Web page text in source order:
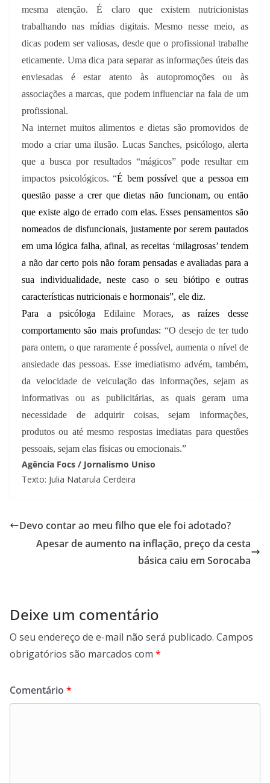
mesma atenção. É claro que existem nutricionistas
trabalhando nas mídias digitais. Mesmo nesse meio, as
dicas podem ser valiosas, desde que o profissional trabalhe
eticamente. Uma dica para separar as informações úteis das
enviesadas é estar atento às autopromoções ou às
associações a marcas, que podem influenciar na fala de um
profissional.
Na internet muitos alimentos e dietas são promovidos de
modo a criar uma ilusão. Lucas Sanches, psicólogo, alerta
que a busca por resultados “mágicos” pode resultar em
impactos psicológicos. “É bem possível que a pessoa em
questão passe a crer que dietas não funcionam, ou então
que existe algo de errado com elas. Esses pensamentos são
nomeados de disfuncionais, justamente por serem pautados
em uma lógica falha, afinal, as receitas ‘milagrosas’ tendem
a não dar certo pois não foram pensadas e avaliadas para a
sua individualidade, neste caso o seu biótipo e outras
características nutricionais e hormonais”, ele diz.
Para a psicóloga Edilaine Moraes, as raízes desse
comportamento são mais profundas: “O desejo de ter tudo
para ontem, o que raramente é possível, aumenta o nível de
ansiedade das pessoas. Esse imediatismo advém, também,
da velocidade de veiculação das informações, sejam as
informativas ou as publicitárias, as quais geram uma
necessidade de adquirir coisas, sejam informações,
produtos ou até mesmo respostas imediatas para questões
pessoais, sejam elas físicas ou emocionais.”
Agência Focs / Jornalismo Uniso
Texto: Julia Natarula Cerdeira
Devo contar ao meu filho que ele foi adotado?
Apesar de aumento na inflação, preço da cesta
básica caiu em Sorocaba
Deixe um comentário
O seu endereço de e-mail não será publicado. Campos
obrigatórios são marcados com *
Comentário *